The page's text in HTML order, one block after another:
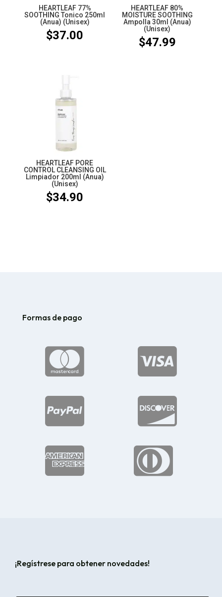
HEARTLEAF 77%
SOOTHING Tonico 250ml
(Anua) (Unisex)
$37.00
HEARTLEAF 80%
MOISTURE SOOTHING
Ampolla 30ml (Anua)
(Unisex)
$47.99
HEARTLEAF PORE
CONTROL CLEANSING OIL
Limpiador 200ml (Anua)
(Unisex)
$34.90
Formas de pago






¡Regístrese para obtener novedades!